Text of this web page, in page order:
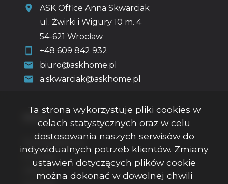
ASK Office Anna Skwarciak
ul. Żwirki i Wigury 10 m. 4
54-621 Wrocław
+48 609 842 932
biuro@askhome.pl
a.skwarciak@askhome.pl
Strona główna
O firmie
Ta strona wykorzystuje pliki cookies w
celach statystycznych oraz w celu
dostosowania naszych serwisów do
indywidualnych potrzeb klientów. Zmiany
ustawień dotyczących plików cookie
można dokonać w dowolnej chwili